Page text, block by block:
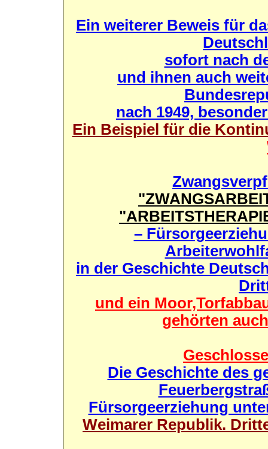
Ein weiterer Beweis für
sofort nach
und ihnen auch
nach 1949,
Ein Beispiel für die
–
in der Geschichte
und ein
gehörten
Die Geschichte des
Fürsorgeerziehung
Weimarer Republik.